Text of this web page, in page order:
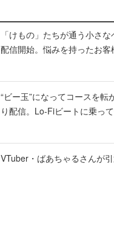
「けもの」たちが通う小さ
配信開始。悩みを持ったお
“ビー玉”になってコースを
り配信。Lo-Fiビートに乗っ
VTuber・ばあちゃるさんが